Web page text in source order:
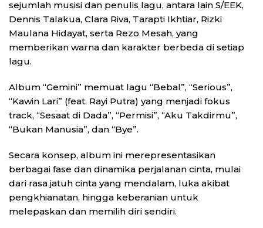
sejumlah musisi dan penulis lagu, antara lain S/EEK,
Dennis Talakua, Clara Riva, Tarapti Ikhtiar, Rizki
Maulana Hidayat, serta Rezo Mesah, yang
memberikan warna dan karakter berbeda di setiap
lagu.
Album “Gemini” memuat lagu “Bebal”, “Serious”,
“Kawin Lari” (feat. Rayi Putra) yang menjadi fokus
track, “Sesaat di Dada”, “Permisi”, “Aku Takdirmu”,
“Bukan Manusia”, dan “Bye”.
Secara konsep, album ini merepresentasikan
berbagai fase dan dinamika perjalanan cinta, mulai
dari rasa jatuh cinta yang mendalam, luka akibat
pengkhianatan, hingga keberanian untuk
melepaskan dan memilih diri sendiri.